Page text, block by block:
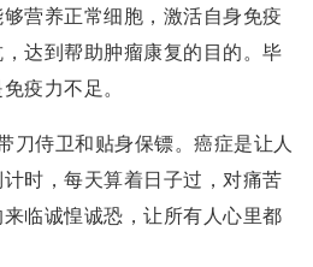
营养正常细胞，激活自身免疫
达到帮助肿瘤康复的目的。毕
疫力不足。
刀侍卫和贴身保镖。癌症是让人
时，每天算着日子过，对痛苦
临诚惶诚恐，让所有人心里都